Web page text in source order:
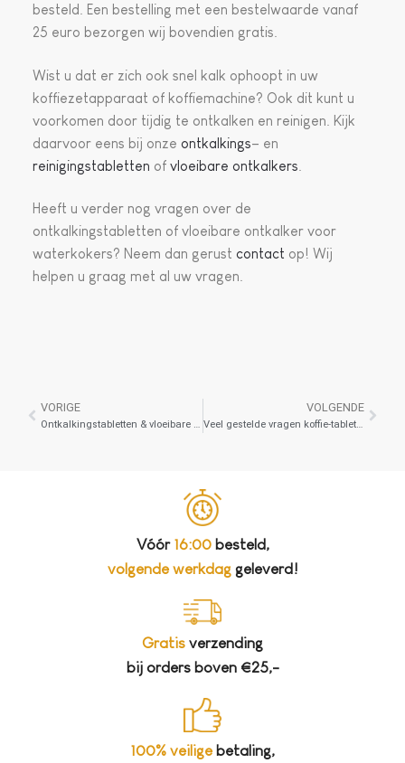
besteld. Een bestelling met een bestelwaarde vanaf
25 euro bezorgen wij bovendien gratis.
Wist u dat er zich ook snel kalk ophoopt in uw
koffiezetapparaat of koffiemachine? Ook dit kunt u
voorkomen door tijdig te ontkalken en reinigen. Kijk
daarvoor eens bij onze ontkalkings– en
reinigingstabletten of vloeibare ontkalkers
Heeft u verder nog vragen over de
ontkalkingstabletten of vloeibare ontkalker voor
waterkokers? Neem dan gerust contact op! Wij
helpen u graag met al uw vragen.
VORIGE
Ontkalkingstabletten & vloeibare ontkalker: wat is het verschil?
VOLGENDE
Veel gestelde vragen koffie-tabletten
Vóór 16:00besteld,
volgende werkdaggeleverd!
Gratis verzending
bij orders boven €25,-
100% veiligebetaling,